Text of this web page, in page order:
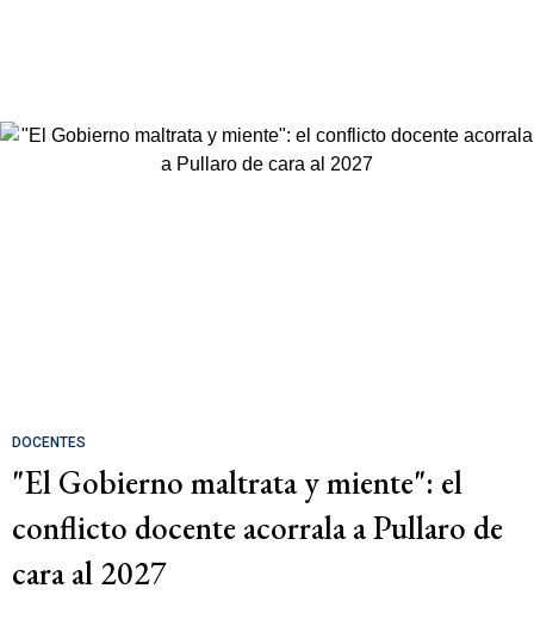
DOCENTES
"El Gobierno maltrata y miente": el
conflicto docente acorrala a Pullaro de
cara al 2027